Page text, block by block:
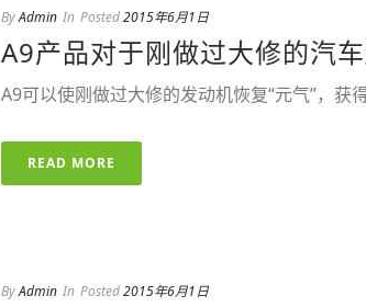
ByAdmin In Posted2015年6月1日
A9产品对于刚做过大修的汽车
A9可以使刚做过大修的发动机恢复“元气”，
READ MORE
ByAdmin In Posted2015年6月1日